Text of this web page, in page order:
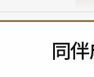
同